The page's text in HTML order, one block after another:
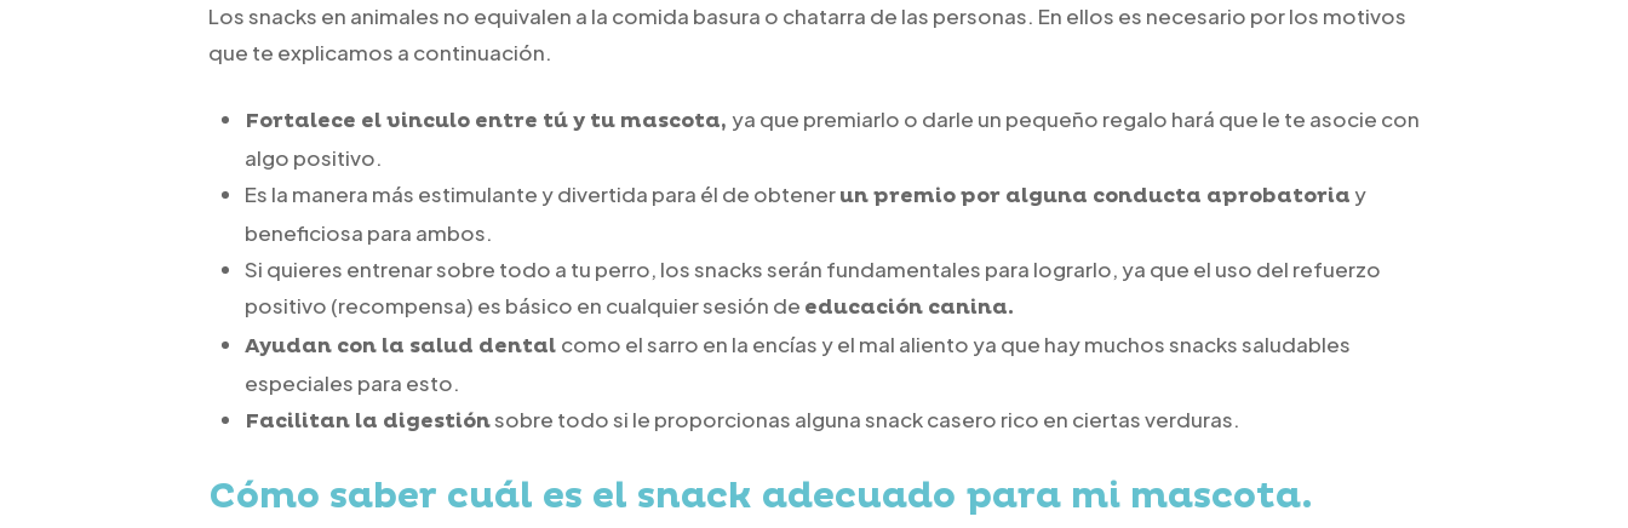
Los snacks en animales no equivalen a la comida basura o chatarra de las personas. En ellos es necesario por los motivos
que te explicamos a continuación.
Fortalece el vinculo entre tú y tu mascota, ya que premiarlo o darle un pequeño regalo hará que le te asocie con
algo positivo.
Es la manera más estimulante y divertida para él de obtenerun premio por alguna conducta aprobatoria y
beneficiosa para ambos.
Si quieres entrenar sobre todo a tu perro, los snacks serán fundamentales para lograrlo, ya que el uso del refuerzo
positivo (recompensa) es básico en cualquier sesión de educación canina.
Ayudan con la salud dental como el sarro en la encías y el mal aliento ya que hay muchos snacks saludables
especiales para esto.
Facilitan la digestiónsobre todo si le proporcionas alguna snack casero rico en ciertas verduras.
Cómo saber cuál es el snack adecuado para mi mascota.